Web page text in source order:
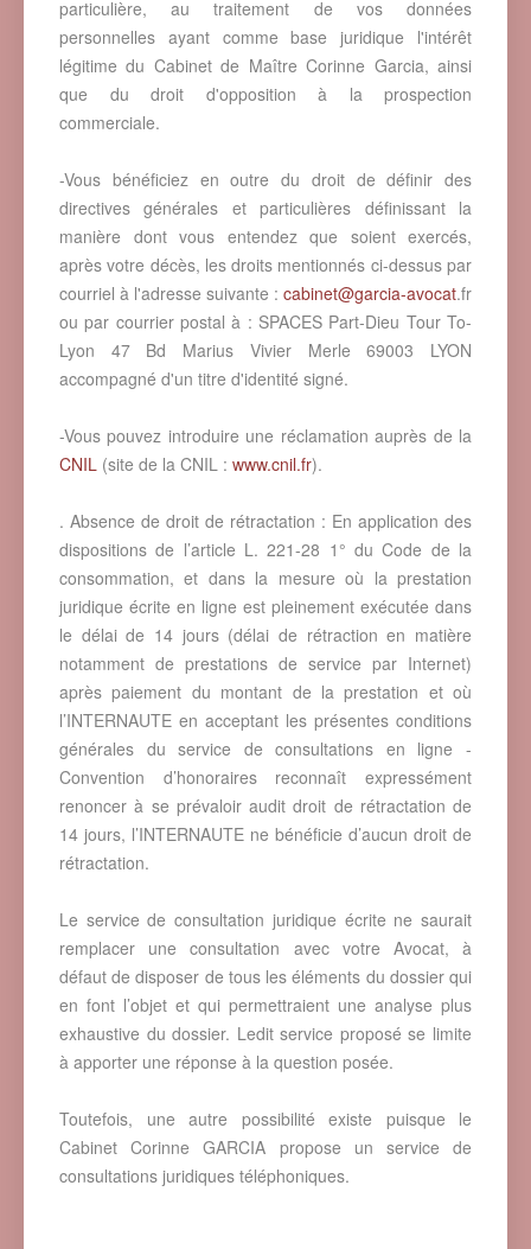
particulière, au traitement de vos données
personnelles ayant comme base juridique l'intérêt
légitime du Cabinet de Maître Corinne Garcia, ainsi
que du droit d'opposition à la prospection
commerciale.
-Vous bénéficiez en outre du droit de définir des
directives générales et particulières définissant la
manière dont vous entendez que soient exercés,
après votre décès, les droits mentionnés ci-dessus par
courriel à l'adresse suivante : cabinet@garcia-avocat.fr
ou par courrier postal à : SPACES Part-Dieu Tour To-
Lyon 47 Bd Marius Vivier Merle 69003 LYON
accompagné d'un titre d'identité signé.
-Vous pouvez introduire une réclamation auprès de la
CNIL (site de la CNIL : www.cnil.fr).
. Absence de droit de rétractation : En application des
dispositions de l’article L. 221-28 1° du Code de la
consommation, et dans la mesure où la prestation
juridique écrite en ligne est pleinement exécutée dans
le délai de 14 jours (délai de rétraction en matière
notamment de prestations de service par Internet)
après paiement du montant de la prestation et où
l’INTERNAUTE en acceptant les présentes conditions
générales du service de consultations en ligne -
Convention d’honoraires reconnaît expressément
renoncer à se prévaloir audit droit de rétractation de
14 jours, l’INTERNAUTE ne bénéficie d’aucun droit de
rétractation.
Le service de consultation juridique écrite ne saurait
remplacer une consultation avec votre Avocat, à
défaut de disposer de tous les éléments du dossier qui
en font l’objet et qui permettraient une analyse plus
exhaustive du dossier. Ledit service proposé se limite
à apporter une réponse à la question posée.
Toutefois, une autre possibilité existe puisque le
Cabinet Corinne GARCIA propose un service de
consultations juridiques téléphoniques.